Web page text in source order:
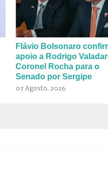
Flávio Bolsonaro
apoio a Rodrigo
Coronel Rocha para o
Senado por Sergipe
07 Agosto, 2026